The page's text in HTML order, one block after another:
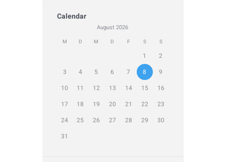
Calendar
August2026
M D M D F S S
1
2
3
4 5 6 7 8
9
10
11 12 13 14 15
16
17
18 19 20 21 22
23
24
25 26 27 28 29
30
31